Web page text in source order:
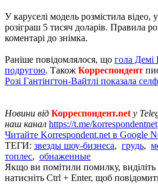
У каруселі модель розмістила відео,
розіграш 5 тисяч доларів. Правила
коментарі до знімка.
Раніше повідомлялося, що гола Демі
подругою. Також Корреспондент
Розі Гантінґтон-Вайтлі показала
Новини від Корреспондент.netу
наш канал https://t.me/korrespondentnet
Читайте Korrespondent.net в Google
ТЕГИ: звезды шоу-бизнеса, грудь,
топлес, обнаженные
Якщо ви помітили помилку, виділіть
натисніть Ctrl + Enter, щоб